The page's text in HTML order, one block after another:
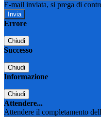
E-mail inviata, si prega di
Errore
Chiudi
Successo
Chiudi
Informazione
Chiudi
Attendere...
Attendere il completamento